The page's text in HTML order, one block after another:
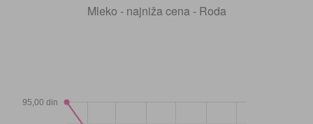
Mleko - najniža cena - Roda
95,00 din